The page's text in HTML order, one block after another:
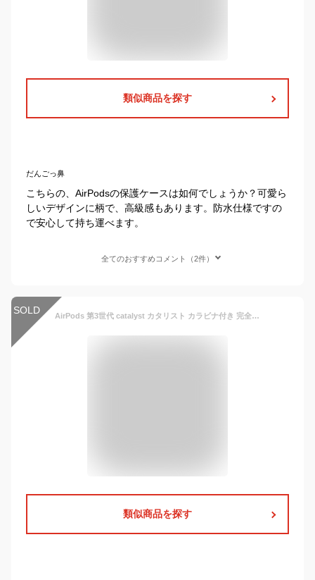
類似商品を探す
だんごっ鼻
こちらの、AirPodsの保護ケースは如何でしょうか？可愛ら
しいデザインに柄で、高級感もあります。防水仕様ですの
で安心して持ち運べます。
全てのおすすめコメント（2件）
SOLD AirPods 第3世代 catalyst カタリスト カラビナ付き 完全防水ケース 【 AirPodケース AirPods3 エアポッツ 防水 ケース 】
類似商品を探す